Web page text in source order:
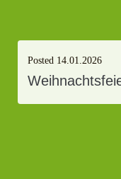
Posted 14.01.2026